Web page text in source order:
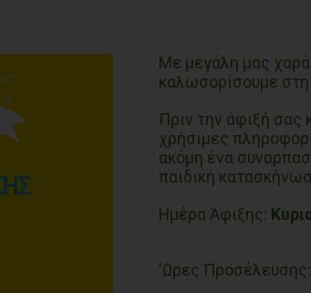
Με μεγάλη μας
καλωσορίσουμε
Πριν την άφιξή σας
χρήσιμες
ακόμη ένα
παιδική
Ημέρα Άφιξης:
'Ωρες Προσέλευσης: